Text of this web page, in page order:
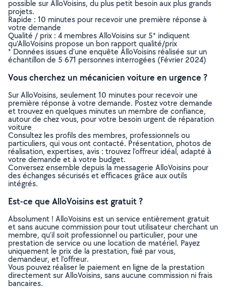
possible sur AlloVoisins, du plus petit besoin aux plus grands
projets.
Rapide : 10 minutes pour recevoir une première réponse à
votre demande
Qualité / prix : 4 membres AlloVoisins sur 5* indiquent
qu’AlloVoisins propose un bon rapport qualité/prix
* Données issues d’une enquête AlloVoisins réalisée sur un
échantillon de 5 671 personnes interrogées (Février 2024)
Vous cherchez un mécanicien voiture en urgence ?
Sur AlloVoisins, seulement 10 minutes pour recevoir une
première réponse à votre demande. Postez votre demande
et trouvez en quelques minutes un membre de confiance,
autour de chez vous, pour votre besoin urgent de réparation
voiture
Consultez les profils des membres, professionnels ou
particuliers, qui vous ont contacté. Présentation, photos de
réalisation, expertises, avis : trouvez l'offreur idéal, adapté à
votre demande et à votre budget.
Conversez ensemble depuis la messagerie AlloVoisins pour
des échanges sécurisés et efficaces grâce aux outils
intégrés.
Est-ce que AlloVoisins est gratuit ?
Absolument ! AlloVoisins est un service entièrement gratuit
et sans aucune commission pour tout utilisateur cherchant un
membre, qu’il soit professionnel ou particulier, pour une
prestation de service ou une location de matériel. Payez
uniquement le prix de la prestation, fixé par vous,
demandeur, et l’offreur.
Vous pouvez réaliser le paiement en ligne de la prestation
directement sur AlloVoisins, sans aucune commission ni frais
bancaires.